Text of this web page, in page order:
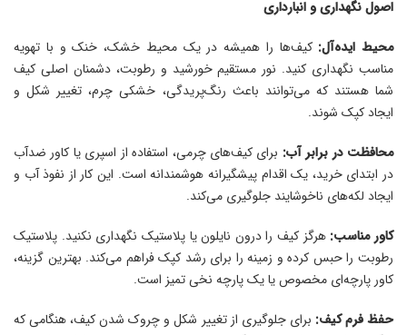
اصول نگهداری و انبارداری
محیط ایده‌آل: کیف‌ها را همیشه در یک محیط خشک، خنک و با تهویه
مناسب نگهداری کنید. نور مستقیم خورشید و رطوبت، دشمنان اصلی کیف
شما هستند که می‌توانند باعث رنگ‌پریدگی، خشکی چرم، تغییر شکل و
ایجاد کپک شوند.
محافظت در برابر آب: برای کیف‌های چرمی، استفاده از اسپری یا کاور ضدآب
در ابتدای خرید، یک اقدام پیشگیرانه هوشمندانه است. این کار از نفوذ آب و
ایجاد لکه‌های ناخوشایند جلوگیری می‌کند.
کاور مناسب: هرگز کیف را درون نایلون یا پلاستیک نگهداری نکنید. پلاستیک
رطوبت را حبس کرده و زمینه را برای رشد کپک فراهم می‌کند. بهترین گزینه،
کاور پارچه‌ای مخصوص یا یک پارچه نخی تمیز است.
حفظ فرم کیف: برای جلوگیری از تغییر شکل و چروک شدن کیف، هنگامی که